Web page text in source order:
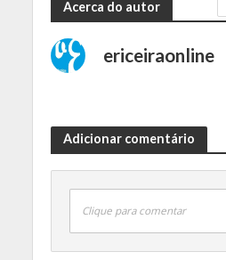
Acerca do autor
ericeiraonline
Adicionar comentário
Clique para comentar